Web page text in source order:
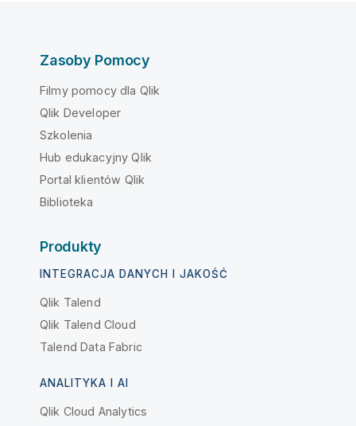
Zasoby Pomocy
Filmy pomocy dla Qlik
Qlik Developer
Szkolenia
Hub edukacyjny Qlik
Portal klientów Qlik
Biblioteka
Produkty
INTEGRACJA DANYCH I JAKOŚĆ
Qlik Talend
Qlik Talend Cloud
Talend Data Fabric
ANALITYKA I AI
Qlik Cloud Analytics